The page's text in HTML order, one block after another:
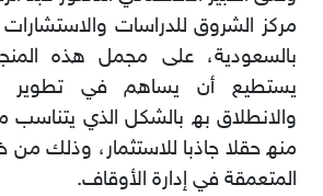
ﻣﺮﻛﺰ اﻟﺸﺮوق ﻟﻠﺪراﺳﺎت واﻻﺳﺘﺸﺎرات
ﺑﺎﻟﺴﻌﻮدﯾﺔ، ﻋﻠﻰ ﻣﺠﻤﻞ ھﺬه
ﯾﺴﺘﻄﯿﻊ أن ﯾﺴﺎھﻢ ﻓﻲ ﺗﻄﻮﯾﺮ
واﻻﻧﻄﻼق ﺑﮫ ﺑﺎﻟﺸﻜﻞ اﻟﺬي ﯾﺘﻨﺎﺳﺐ
ﻣﻨﮫ ﺣﻘﻼ ﺟﺎذﺑﺎ ﻟﻼﺳﺘﺜﻤﺎر، وذﻟﻚ ﻣﻦ
اﻟﻤﺘﻌﻤﻘﺔ ﻓﻲ إدارة اﻷوﻗﺎف.